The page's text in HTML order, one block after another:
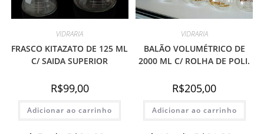
VIDRARIA
FRASCO KITAZATO DE 125 ML
C/ SAIDA SUPERIOR
R$99,00
Adicionar ao carrinho
VIDRARIA
BALÃO VOLUMÉTRICO DE
2000 ML C/ ROLHA DE POLI.
R$205,00
Adicionar ao carrinho